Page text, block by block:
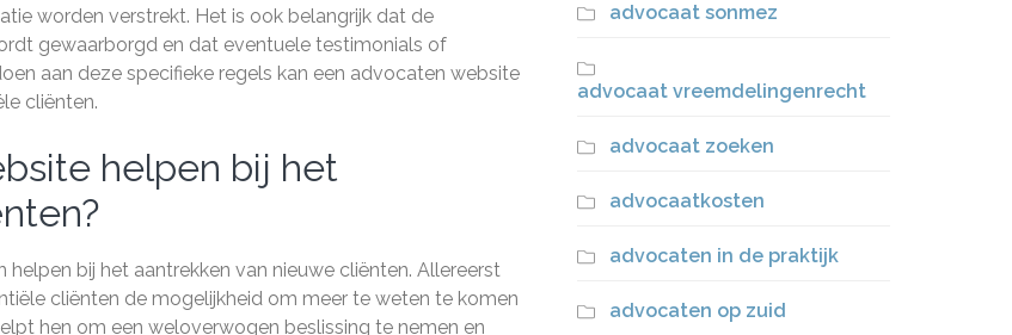
worden verstrekt. Het is ook belangrijk dat de
gewaarborgd en dat eventuele testimonials of
aan deze specifieke regels kan een advocaten website
cliënten.
helpen bij het
bij het aantrekken van nieuwe cliënten. Allereerst
cliënten de mogelijkheid om meer te weten te komen
hen om een weloverwogen beslissing te nemen en
advocaat sonmez
advocaat vreemdelingenrecht
advocaat zoeken
advocaatkosten
advocaten in de praktijk
advocaten op zuid